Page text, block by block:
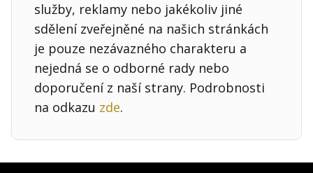
služby, reklamy nebo jakékoliv jiné
sdělení zveřejněné na našich stránkách
je pouze nezávazného charakteru a
nejedná se o odborné rady nebo
doporučení z naší strany. Podrobnosti
na odkazu zde.